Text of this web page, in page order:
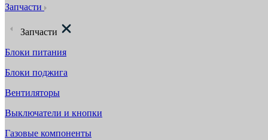
Запчасти
Запчасти
Блоки питания
Блоки поджига
Вентиляторы
Выключатели и кнопки
Газовые компоненты